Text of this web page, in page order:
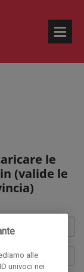
le
(valide le
alle
univoci nei